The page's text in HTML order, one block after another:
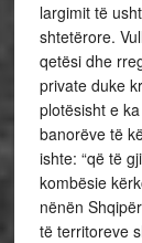
largimit të
shtetërore.
qetësi dhe
private duke
plotësisht e
banorëve të
ishte: “që të
kombësie
nënën
të territoreve